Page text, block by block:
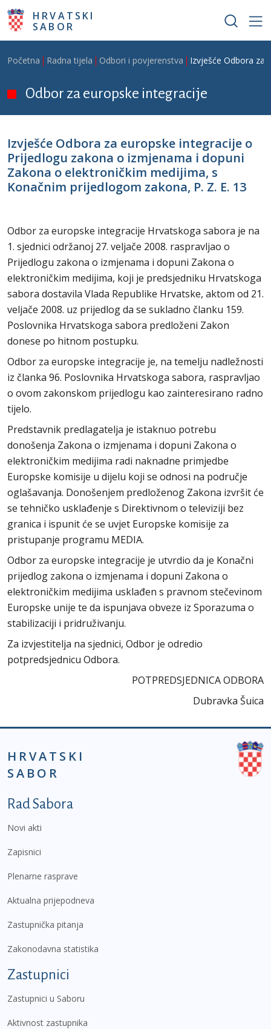
Skoči na glavni sadržaj
HRVATSKI
SABOR
Breadcrumb
Početna Radna tijela Odbori i povjerenstva Izvješće Odbora za
Odbor za europske integracije
Izvješće Odbora za europske integracije o
Prijedlogu zakona o izmjenama i dopuni
Zakona o elektroničkim medijima, s
Konačnim prijedlogom zakona, P. Z. E. 13
Odbor za europske integracije Hrvatskoga sabora je na
1. sjednici održanoj 27. veljače 2008. raspravljao o
Prijedlogu zakona o izmjenama i dopuni Zakona o
elektroničkim medijima, koji je predsjedniku Hrvatskoga
sabora dostavila Vlada Republike Hrvatske, aktom od 21.
veljače 2008. uz prijedlog da se sukladno članku 159.
Poslovnika Hrvatskoga sabora predloženi Zakon
donese po hitnom postupku.
Odbor za europske integracije je, na temelju nadležnosti
iz članka 96. Poslovnika Hrvatskoga sabora, raspravljao
o ovom zakonskom prijedlogu kao zainteresirano radno
tijelo.
Predstavnik predlagatelja je istaknuo potrebu
donošenja Zakona o izmjenama i dopuni Zakona o
elektroničkim medijima radi naknadne primjedbe
Europske komisije u dijelu koji se odnosi na područje
oglašavanja. Donošenjem predloženog Zakona izvršit će
se tehničko usklađenje s Direktivnom o televiziji bez
granica i ispunit će se uvjet Europske komisije za
pristupanje programu MEDIA.
Odbor za europske integracije je utvrdio da je Konačni
prijedlog zakona o izmjenama i dopuni Zakona o
elektroničkim medijima usklađen s pravnom stečevinom
Europske unije te da ispunjava obveze iz Sporazuma o
stabilizaciji i pridruživanju.
Za izvjestitelja na sjednici, Odbor je odredio
potpredsjednicu Odbora.
POTPREDSJEDNICA ODBORA
Dubravka Šuica
HRVATSKI
SABOR
Podnožje prvi izbornik
Rad Sabora
Novi akti
Zapisnici
Plenarne rasprave
Aktualna prijepodneva
Zastupnička pitanja
Zakonodavna statistika
Zastupnici
Zastupnici u Saboru
Aktivnost zastupnika